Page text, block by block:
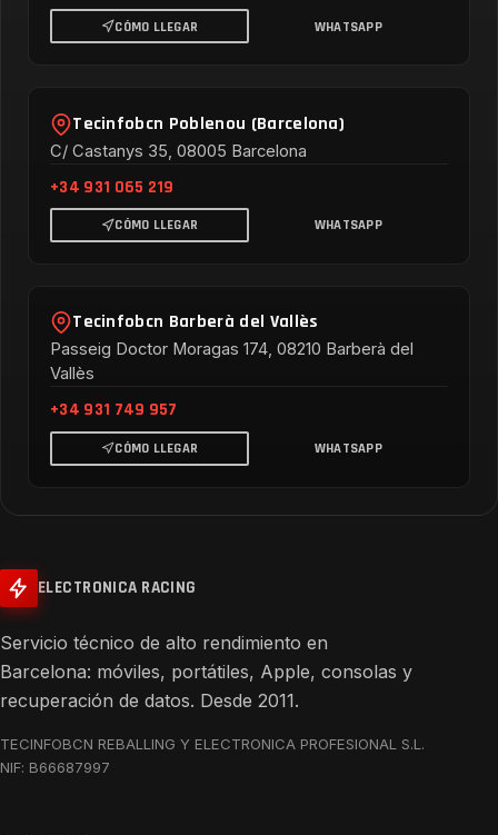
CÓMO LLEGAR WHATSAPP
Tecinfobcn Poblenou (Barcelona)
C/ Castanys 35, 08005 Barcelona
+34 931 065 219
CÓMO LLEGAR WHATSAPP
Tecinfobcn Barberà del Vallès
Passeig Doctor Moragas 174, 08210 Barberà del
Vallès
+34 931 749 957
CÓMO LLEGAR WHATSAPP
ELECTRONICA RACING
Servicio técnico de alto rendimiento en
Barcelona: móviles, portátiles, Apple, consolas y
recuperación de datos. Desde 2011.
TECINFOBCN REBALLING Y ELECTRONICA PROFESIONAL S.L.
NIF: B66687997